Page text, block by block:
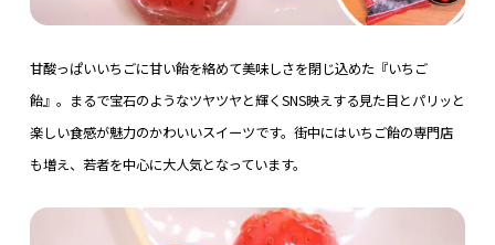
甘酸っぱいいちごに甘い飴を絡めて美味しさを閉じ込めた『いちご
飴』。まるで宝石のようなツヤツヤと輝くSNS映えする見た目とパリッと
楽しい食感が魅力のかわいいスイーツです。街中にはいちご飴の専門店
も増え、若者を中心に大人気となっています。